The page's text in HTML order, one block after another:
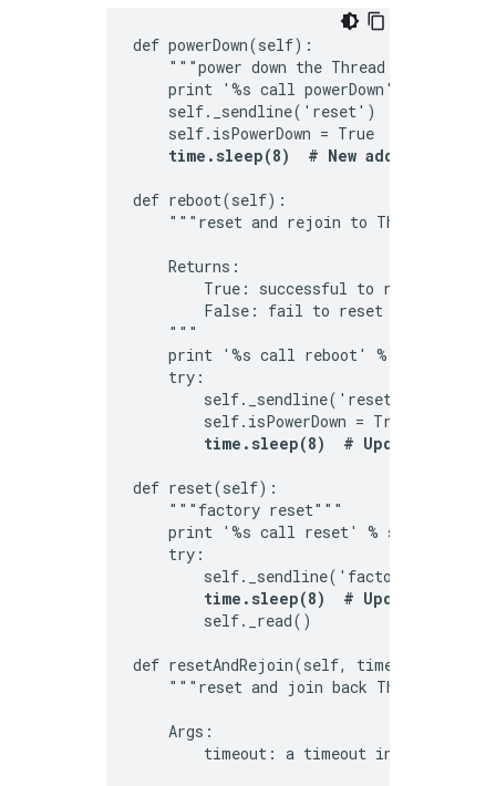
def powerDown(self):
    """power down the Thread device"""
print '%s call powerDown' %
    self._sendline('reset')
    self.isPowerDown = True
time.sleep(8)  # New addition
def reboot(self):
"""reset and rejoin to Thread
    Returns:
True: successful to reset and
False: fail to reset and rejoin
    """
    print '%s call reboot' % self.port
    try:
        self._sendline('reset')
        self.isPowerDown = True
time.sleep(8)  # Updated from
def reset(self):
    """factory reset"""
    print '%s call reset' % self.port
    try:
        self._sendline('factoryreset')
time.sleep(8)  # Updated from
        self._read()
def resetAndRejoin(self, timeout):
"""reset and join back Thread
    Args:
timeout: a timeout interval